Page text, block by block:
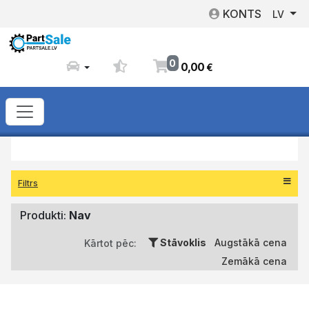
KONTS LV
0 0,00€
Filtrs
Produkti: Nav
Kārtot pēc: Stāvoklis
Augstākā cena
Zemākā cena